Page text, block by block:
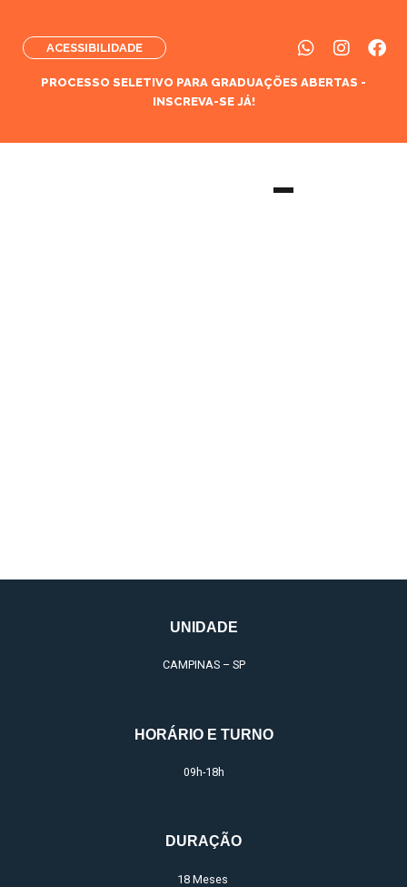
ACESSIBILIDADE
PROCESSO SELETIVO PARA GRADUAÇÕES ABERTAS -
INSCREVA-SE JÁ!
UNIDADE
CAMPINAS – SP
HORÁRIO E TURNO
09h-18h
DURAÇÃO
18 Meses